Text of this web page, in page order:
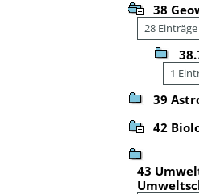
38
28 Einträge
1
39
42
43